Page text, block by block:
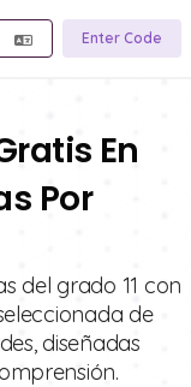
Enter Code
En
Por
del grado 11 con
de
diseñadas